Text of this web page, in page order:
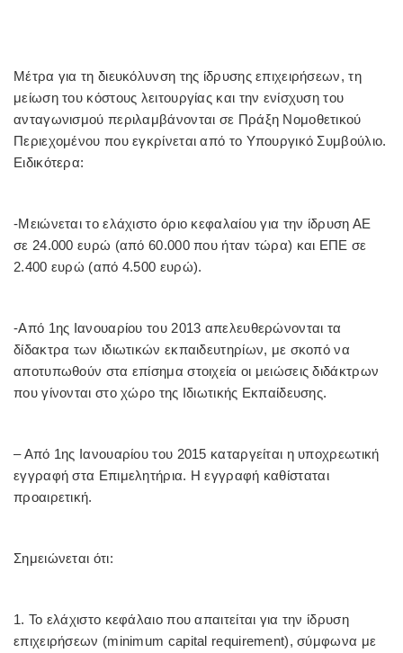
Μέτρα για τη διευκόλυνση της ίδρυσης επιχειρήσεων, τη
μείωση του κόστους λειτουργίας και την ενίσχυση του
ανταγωνισμού περιλαμβάνονται σε Πράξη Νομοθετικού
Περιεχομένου που εγκρίνεται από το Υπουργικό Συμβούλιο.
Ειδικότερα:
-Μειώνεται το ελάχιστο όριο κεφαλαίου για την ίδρυση ΑΕ
σε 24.000 ευρώ (από 60.000 που ήταν τώρα) και ΕΠΕ σε
2.400 ευρώ (από 4.500 ευρώ).
-Από 1ης Ιανουαρίου του 2013 απελευθερώνονται τα
δίδακτρα των ιδιωτικών εκπαιδευτηρίων, με σκοπό να
αποτυπωθούν στα επίσημα στοιχεία οι μειώσεις διδάκτρων
που γίνονται στο χώρο της Ιδιωτικής Εκπαίδευσης.
– Από 1ης Ιανουαρίου του 2015 καταργείται η υποχρεωτική
εγγραφή στα Επιμελητήρια. Η εγγραφή καθίσταται
προαιρετική.
Σημειώνεται ότι:
1. Το ελάχιστο κεφάλαιο που απαιτείται για την ίδρυση
επιχειρήσεων (minimum capital requirement), σύμφωνα με